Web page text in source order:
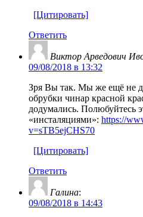
[Цитировать]
Ответить
Виктор Арведович
09/08/2018 в 13:32
Зря Вы так. Мы же ещё не
обрубки чинар красной
додумались. Полюбуйтесь
«инсталяциями»: https://
v=sTB5ejCHS70
[Цитировать]
Ответить
Галина:
09/08/2018 в 14:43